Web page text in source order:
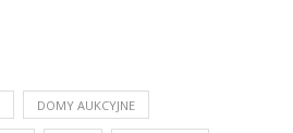
DOMY AUKCYJNE